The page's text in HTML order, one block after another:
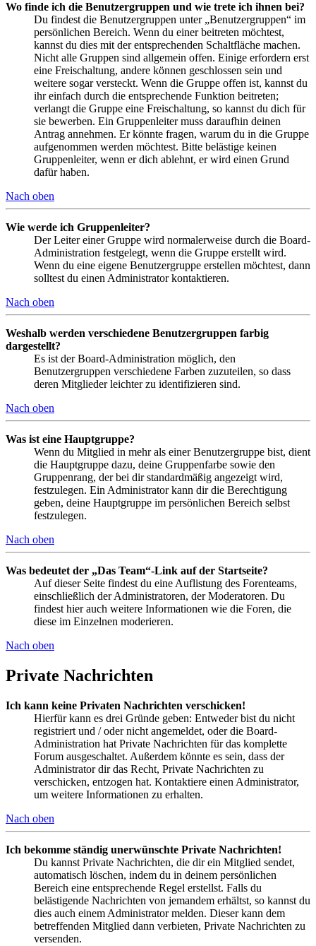
Wo finde ich die Benutzergruppen und wie trete ich ihnen bei?
Du findest die Benutzergruppen unter „Benutzergruppen“ im
persönlichen Bereich. Wenn du einer beitreten möchtest,
kannst du dies mit der entsprechenden Schaltfläche machen.
Nicht alle Gruppen sind allgemein offen. Einige erfordern erst
eine Freischaltung, andere können geschlossen sein und
weitere sogar versteckt. Wenn die Gruppe offen ist, kannst du
ihr einfach durch die entsprechende Funktion beitreten;
verlangt die Gruppe eine Freischaltung, so kannst du dich für
sie bewerben. Ein Gruppenleiter muss daraufhin deinen
Antrag annehmen. Er könnte fragen, warum du in die Gruppe
aufgenommen werden möchtest. Bitte belästige keinen
Gruppenleiter, wenn er dich ablehnt, er wird einen Grund
dafür haben.
Nach oben
Wie werde ich Gruppenleiter?
Der Leiter einer Gruppe wird normalerweise durch die Board-
Administration festgelegt, wenn die Gruppe erstellt wird.
Wenn du eine eigene Benutzergruppe erstellen möchtest, dann
solltest du einen Administrator kontaktieren.
Nach oben
Weshalb werden verschiedene Benutzergruppen farbig
dargestellt?
Es ist der Board-Administration möglich, den
Benutzergruppen verschiedene Farben zuzuteilen, so dass
deren Mitglieder leichter zu identifizieren sind.
Nach oben
Was ist eine Hauptgruppe?
Wenn du Mitglied in mehr als einer Benutzergruppe bist, dient
die Hauptgruppe dazu, deine Gruppenfarbe sowie den
Gruppenrang, der bei dir standardmäßig angezeigt wird,
festzulegen. Ein Administrator kann dir die Berechtigung
geben, deine Hauptgruppe im persönlichen Bereich selbst
festzulegen.
Nach oben
Was bedeutet der „Das Team“-Link auf der Startseite?
Auf dieser Seite findest du eine Auflistung des Forenteams,
einschließlich der Administratoren, der Moderatoren. Du
findest hier auch weitere Informationen wie die Foren, die
diese im Einzelnen moderieren.
Nach oben
Private Nachrichten
Ich kann keine Privaten Nachrichten verschicken!
Hierfür kann es drei Gründe geben: Entweder bist du nicht
registriert und / oder nicht angemeldet, oder die Board-
Administration hat Private Nachrichten für das komplette
Forum ausgeschaltet. Außerdem könnte es sein, dass der
Administrator dir das Recht, Private Nachrichten zu
verschicken, entzogen hat. Kontaktiere einen Administrator,
um weitere Informationen zu erhalten.
Nach oben
Ich bekomme ständig unerwünschte Private Nachrichten!
Du kannst Private Nachrichten, die dir ein Mitglied sendet,
automatisch löschen, indem du in deinem persönlichen
Bereich eine entsprechende Regel erstellst. Falls du
belästigende Nachrichten von jemandem erhältst, so kannst du
dies auch einem Administrator melden. Dieser kann dem
betreffenden Mitglied dann verbieten, Private Nachrichten zu
versenden.